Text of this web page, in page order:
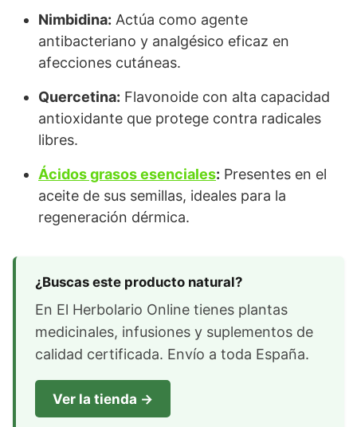
Nimbidina: Actúa como agente
antibacteriano y analgésico eficaz en
afecciones cutáneas.
Quercetina: Flavonoide con alta capacidad
antioxidante que protege contra radicales
libres.
Ácidos grasos esenciales: Presentes en el
aceite de sus semillas, ideales para la
regeneración dérmica.
¿Buscas este producto natural?
En El Herbolario Online tienes plantas
medicinales, infusiones y suplementos de
calidad certificada. Envío a toda España.
Ver la tienda →